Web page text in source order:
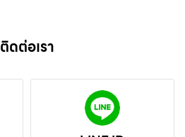
ติดต่อเรา